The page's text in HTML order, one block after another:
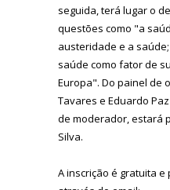
seguida, terá lugar o
questões como "a
austeridade e a
saúde como fator de
Europa". Do painel de
Tavares e Eduardo
de moderador, estará
Silva.
A inscrição é gratuita